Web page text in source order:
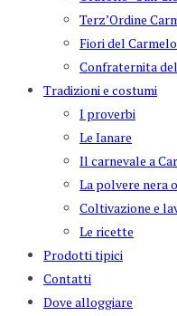
Terz’Ordine
Fiori del Carmelo
Confraternita del
Tradizioni e costumi
I proverbi
Le Ianare
Il carnevale a
La polvere nera
Coltivazione e
Le ricette
Prodotti tipici
Contatti
Dove alloggiare